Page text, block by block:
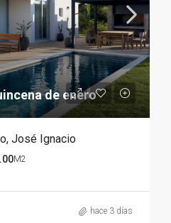
de enero
José Ignacio
M2
hace 3 días